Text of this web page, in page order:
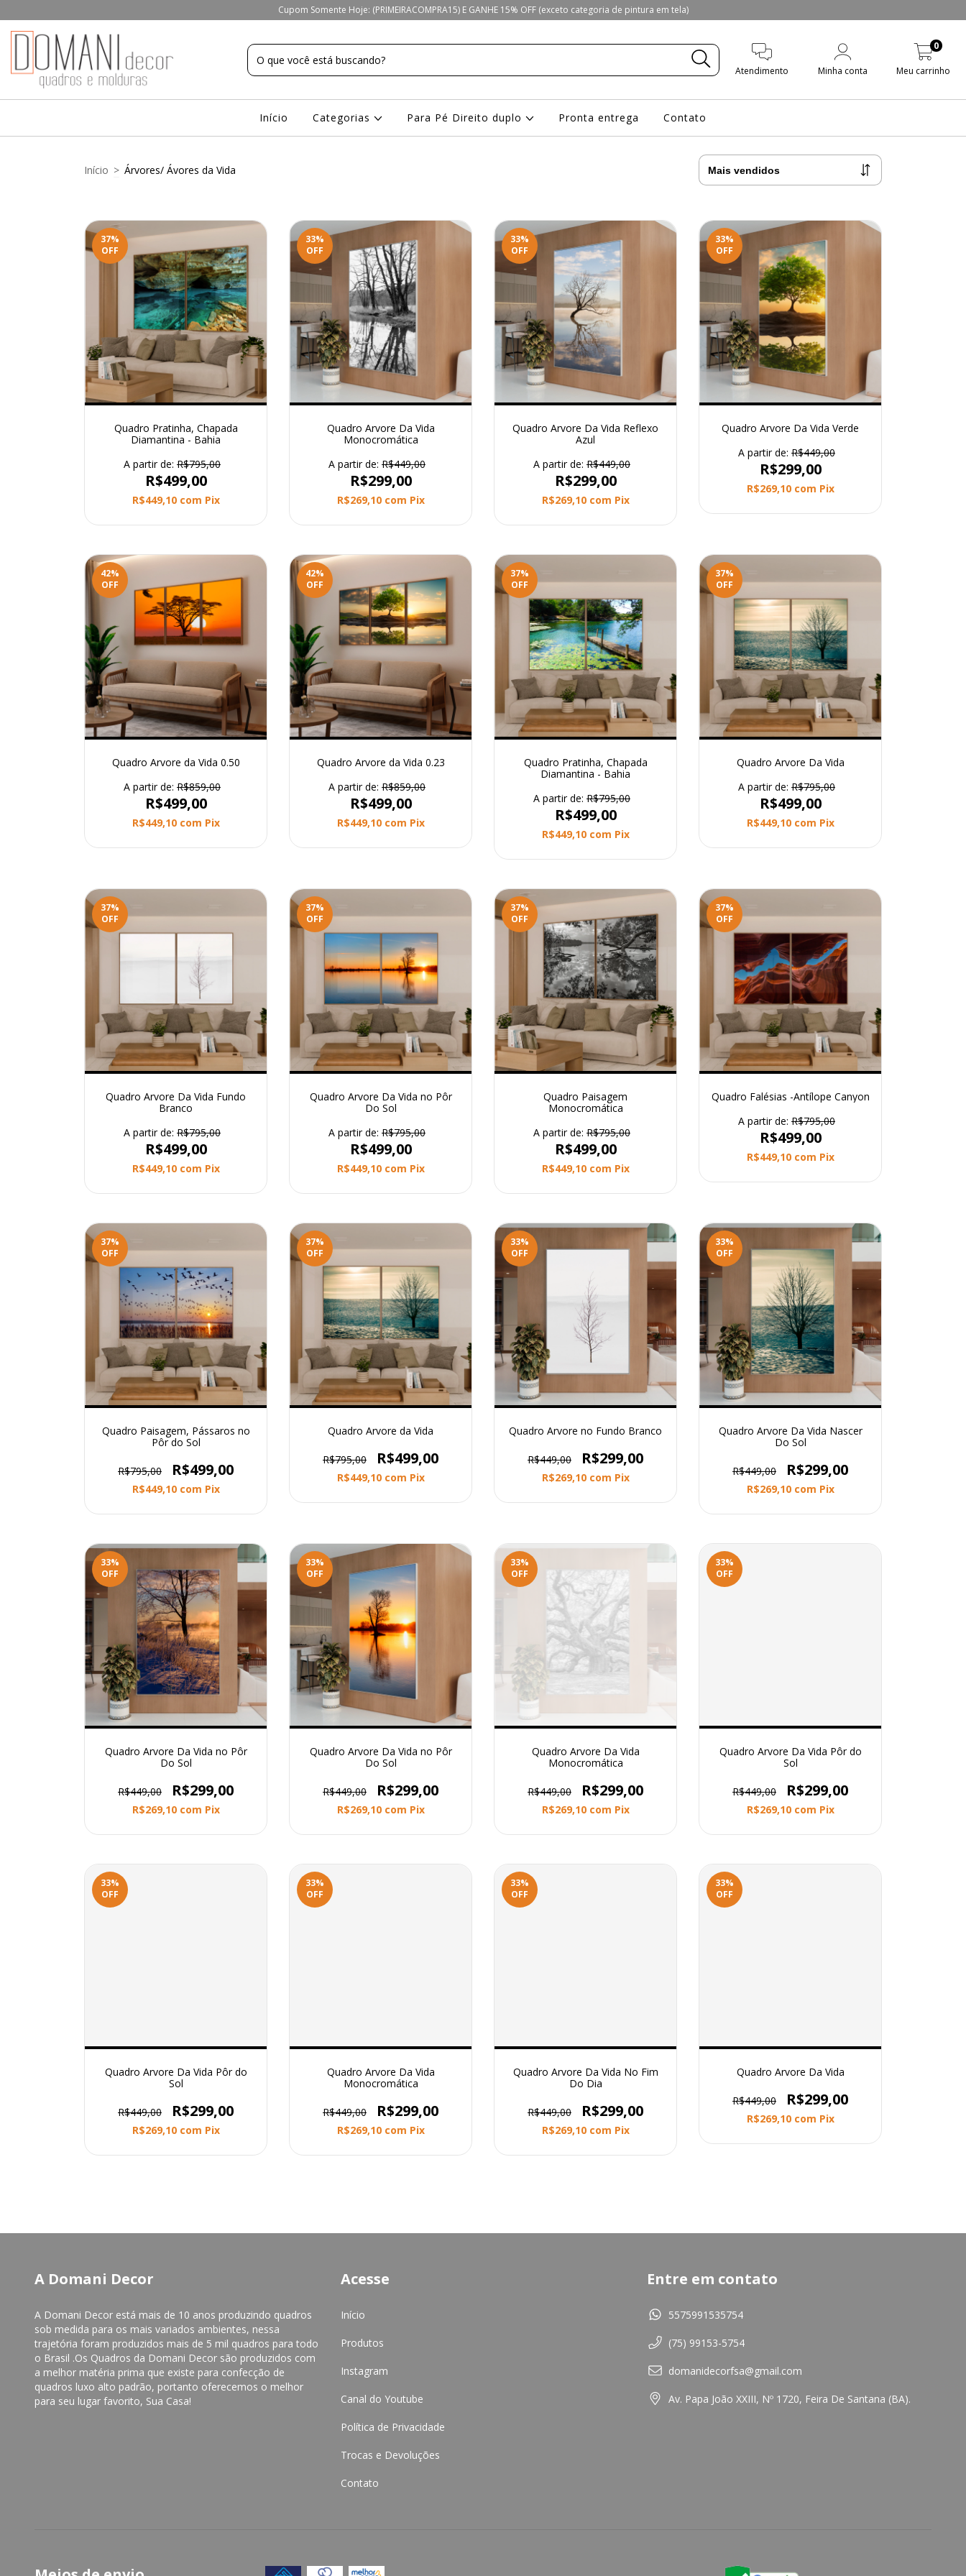
Cupom Somente Hoje: (PRIMEIRACOMPRA15) E GANHE 15% OFF (exceto categoria de pintura em tela)
Atendimento Minha conta Meu carrinho
0
Início Categorias Para Pé Direito duplo Pronta entrega Contato
Início > Árvores/ Ávores da Vida
37%
OFF
Quadro Pratinha, Chapada
Diamantina - Bahia
A partir de: R$795,00
R$499,00
R$449,10 com Pix
33%
OFF
Quadro Arvore Da Vida
Monocromática
A partir de: R$449,00
R$299,00
R$269,10 com Pix
33%
OFF
Quadro Arvore Da Vida Reflexo
Azul
A partir de: R$449,00
R$299,00
R$269,10 com Pix
33%
OFF
Quadro Arvore Da Vida Verde
A partir de: R$449,00
R$299,00
R$269,10 com Pix
42%
OFF
Quadro Arvore da Vida 0.50
A partir de: R$859,00
R$499,00
R$449,10 com Pix
42%
OFF
Quadro Arvore da Vida 0.23
A partir de: R$859,00
R$499,00
R$449,10 com Pix
37%
OFF
Quadro Pratinha, Chapada
Diamantina - Bahia
A partir de: R$795,00
R$499,00
R$449,10 com Pix
37%
OFF
Quadro Arvore Da Vida
A partir de: R$795,00
R$499,00
R$449,10 com Pix
37%
OFF
Quadro Arvore Da Vida Fundo
Branco
A partir de: R$795,00
R$499,00
R$449,10 com Pix
37%
OFF
Quadro Arvore Da Vida no Pôr
Do Sol
A partir de: R$795,00
R$499,00
R$449,10 com Pix
37%
OFF
Quadro Paisagem
Monocromática
A partir de: R$795,00
R$499,00
R$449,10 com Pix
37%
OFF
Quadro Falésias -Antílope Canyon
A partir de: R$795,00
R$499,00
R$449,10 com Pix
37%
OFF
Quadro Paisagem, Pássaros no
Pôr do Sol
R$795,00 R$499,00
R$449,10 com Pix
37%
OFF
Quadro Arvore da Vida
R$795,00 R$499,00
R$449,10 com Pix
33%
OFF
Quadro Arvore no Fundo Branco
R$449,00 R$299,00
R$269,10 com Pix
33%
OFF
Quadro Arvore Da Vida Nascer
Do Sol
R$449,00 R$299,00
R$269,10 com Pix
33%
OFF
Quadro Arvore Da Vida no Pôr
Do Sol
R$449,00 R$299,00
R$269,10 com Pix
33%
OFF
Quadro Arvore Da Vida no Pôr
Do Sol
R$449,00 R$299,00
R$269,10 com Pix
33%
OFF
Quadro Arvore Da Vida
Monocromática
R$449,00 R$299,00
R$269,10 com Pix
33%
OFF
Quadro Arvore Da Vida Pôr do
Sol
R$449,00 R$299,00
R$269,10 com Pix
33%
OFF
Quadro Arvore Da Vida Pôr do
Sol
R$449,00 R$299,00
R$269,10 com Pix
33%
OFF
Quadro Arvore Da Vida
Monocromática
R$449,00 R$299,00
R$269,10 com Pix
33%
OFF
Quadro Arvore Da Vida No Fim
Do Dia
R$449,00 R$299,00
R$269,10 com Pix
33%
OFF
Quadro Arvore Da Vida
R$449,00 R$299,00
R$269,10 com Pix
A Domani Decor
A Domani Decor está mais de 10 anos produzindo quadros
sob medida para os mais variados ambientes, nessa
trajetória foram produzidos mais de 5 mil quadros para todo
o Brasil .Os Quadros da Domani Decor são produzidos com
a melhor matéria prima que existe para confecção de
quadros luxo alto padrão, portanto oferecemos o melhor
para seu lugar favorito, Sua Casa!
Acesse
Início
Produtos
Instagram
Canal do Youtube
Política de Privacidade
Trocas e Devoluções
Contato
Entre em contato
5575991535754
(75) 99153-5754
domanidecorfsa@gmail.com
Av. Papa João XXIII, Nº 1720, Feira De Santana (BA).